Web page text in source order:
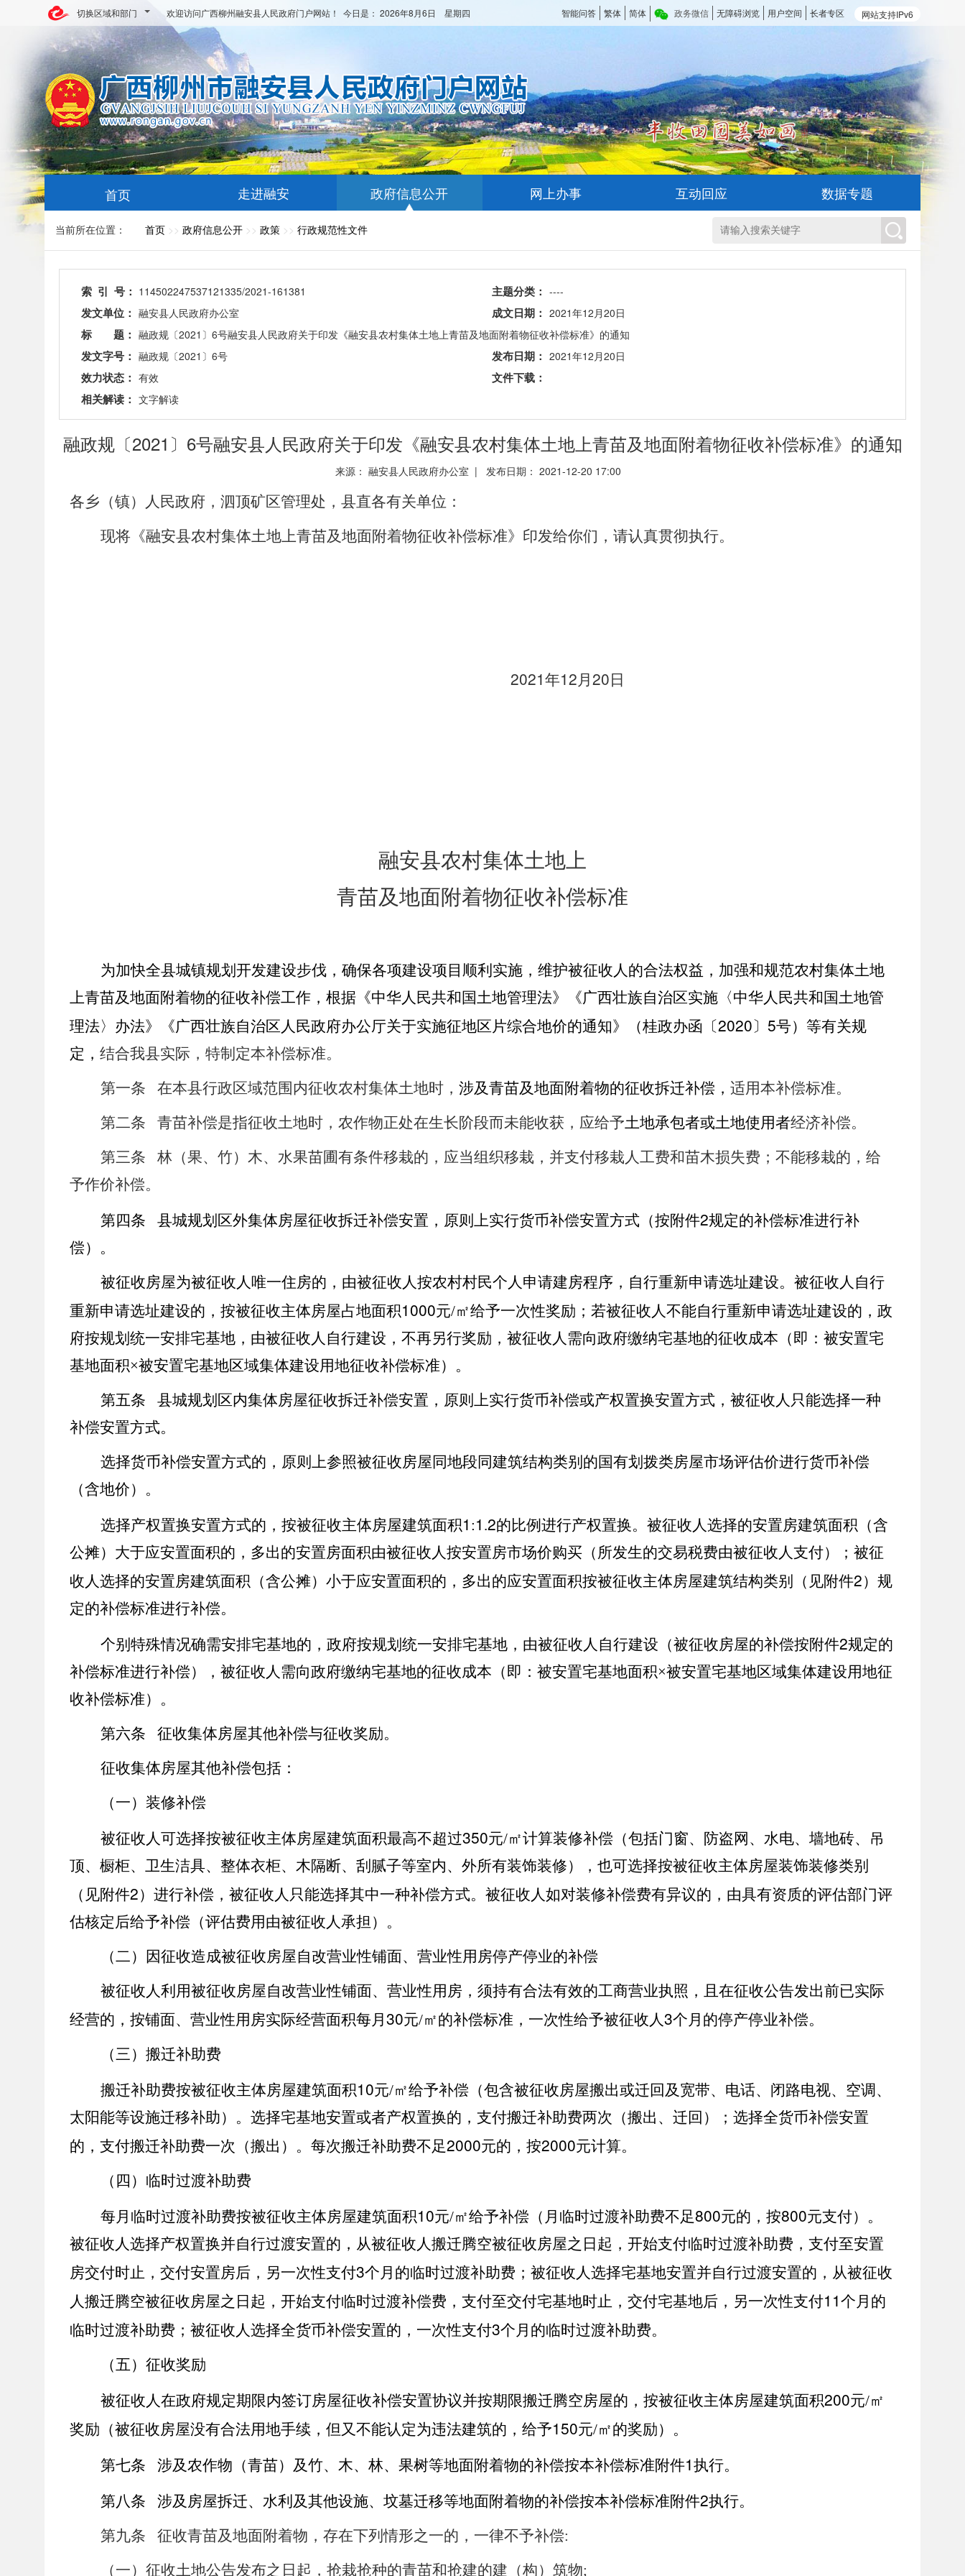
切换区域和部门 网站支持IPv6
智能问答 繁体 简体 政务微信 无障碍浏览 用户空间 长者专区
欢迎访问广西柳州融安县人民政府门户网站！ 今日是： 2026年8月6日 星期四
首页 走进融安 政府信息公开 网上办事 互动回应 数据专题
当前所在位置： 首页 >> 政府信息公开 >> 政策 >> 行政规范性文件
索 引 号： 114502247537121335/2021-161381 主题分类： ----
发文单位： 融安县人民政府办公室 成文日期： 2021年12月20日
标 题： 融政规〔2021〕6号融安县人民政府关于印发《融安县农村集体土地上青苗及地面附着物征收补偿标准》的通知
发文字号： 融政规〔2021〕6号 发布日期： 2021年12月20日
效力状态： 有效
文件下载：
相关解读： 文字解读
融政规〔2021〕6号融安县人民政府关于印发《融安县农村集体土地上青苗及地面附着物征收补偿标准》的通知
来源： 融安县人民政府办公室 | 发布日期： 2021-12-20 17:00
各乡（镇）人民政府，泗顶矿区管理处，县直各有关单位：
现将《融安县农村集体土地上青苗及地面附着物征收补偿标准》印发给你们，请认真贯彻执行。
2021年12月 20 日
融安县农村集体土地上
青苗及地面附着物征收补偿标准
为加快全县城镇规划开发建设步伐，确保各项建设项目顺利实施，维护被征收人的合法权益，加强和规范农村集体土地
上青苗及地面附着物的征收补偿工作，根据《中华人民共和国土地管理法》《广西壮族自治区实施〈中华人民共和国土地管
理法〉办法》《广西壮族自治区人民政府办公厅关于实施征地区片综合地价的通知》（桂政办函〔2020〕 5号）等有关规
定， 结合我县实际，特制定本补偿标准。
第一条 在本县行政区域范围内征收农村集体土地时， 涉及青苗及地面附着物的征收拆迁补偿， 适用本补偿标准。
第二条 青苗补偿是指征收土地时，农作物正处在生长阶段而未能收获，应给予土地承包者或土地使用者经济补偿。
第三条
林（果、竹）木、水果苗圃有条件移栽的，应当组织移栽，并支付移栽人工费和苗木损失费；不能移栽的，给
予作价补偿。
第四条 县城规划区外集体房屋征收拆迁补偿安置，原则上实行货币补偿安置方式（按附件2规定的补偿标准进行补
偿）。
被征收房屋为被征收人唯一住房的，由被征收人按农村村民个人申请建房程序，自行重新申请选址建设。被征收人自行
重新申请选址建设的，按被征收主体房屋占地面积1000元/㎡给予一次性奖励；若被征收人不能自行重新申请选址建设的，政
府按规划统一安排宅基地，由被征收人自行建设，不再另行奖励，被征收人需向政府缴纳宅基地的征收成本（即：被安置宅
基地面积×被安置宅基地区域集体建设用地征收补偿标准）。
第五条 县城规划区内集体房屋征收拆迁补偿安置，原则上实行货币补偿或产权置换安置方式，被征收人只能选择一种
补偿安置方式。
选择货币补偿安置方式的，原则上参照被征收房屋同地段同建筑结构类别的国有划拨类房屋市场评估价进行货币补偿
（含地价）。
选择产权置换安置方式的，按被征收主体房屋建筑面积1 :1 .2的比例进行产权置换。被征收人选择的安置房建筑面积（含
公摊）大于应安置面积的，多出的安置房面积由被征收人按安置房市场价购买（所发生的交易税费由被征收人支付）；被征
收人选择的安置房建筑面积（含公摊）小于应安置面积的，多出的应安置面积按被征收主体房屋建筑结构类别（见附件2）规
定的补偿标准进行补偿。
个别特殊情况确需安排宅基地的，政府按规划统一安排宅基地，由被征收人自行建设（被征收房屋的补偿按附件2规定的
补偿标准进行补偿），被征收人需向政府缴纳宅基地的征收成本（即：被安置宅基地面积×被安置宅基地区域集体建设用地征
收补偿标准）。
第六条 征收集体房屋其他补偿与征收奖励。
征收集体房屋其他补偿包括：
（一）装修补偿
被征收人可选择按被征收主体房屋建筑面积最高不超过350元/㎡计算装修补偿（包括门窗、 防盗网、 水电、 墙地砖、吊
顶、橱柜、 卫生洁具、整体衣柜、木隔断、 刮腻子等室内、外所有装饰装修），也可选择按被征收主体房屋装饰装修类别
（见附件2）进行补偿，被征收人只能选择其中一种补偿方式。被征收人如对装修补偿费有异议的，由具有资质的评估部门评
估核定后给予补偿（评估费用由被征收人承担）。
（二）因征收造成被征收房屋自改营业性铺面、营业性用房停产停业的补偿
被征收人利用被征收房屋自改营业性铺面、营业性用房，须持有合法有效的工商营业执照，且在征收公告发出前已实际
经营的，按铺面、营业性用房实际经营面积每月 30元/㎡的补偿标准，一次性给予被征收人3个月的停产停业补偿。
（三）搬迁补助费
搬迁补助费按被征收主体房屋建筑面积10元/㎡给予补偿（包含被征收房屋搬出或迁回及宽带、电话、闭路电视、空调、
太阳能等设施迁移补助）。选择宅基地安置或者产权置换的，支付搬迁补助费两次（搬出、迁回）；选择全货币补偿安置
的，支付搬迁补助费一次（搬出）。每次搬迁补助费不足2000元的，按2000元计算。
（四）临时过渡补助费
每月临时过渡补助费按被征收主体房屋建筑面积10元/㎡给予补偿（月临时过渡补助费不足800元的，按800元支付）。
被征收人选择产权置换并自行过渡安置的，从被征收人搬迁腾空被征收房屋之日起，开始支付临时过渡补助费，支付至安置
房交付时止，交付安置房后，另一次性支付3个月的临时过渡补助费；被征收人选择宅基地安置并自行过渡安置的，从被征收
人搬迁腾空被征收房屋之日起，开始支付临时过渡补偿费，支付至交付宅基地时止，交付宅基地后，另一次性支付11个月的
临时过渡补助费；被征收人选择全货币补偿安置的，一次性支付3个月的临时过渡补助费。
（五）征收奖励
被征收人在政府规定期限内签订房屋征收补偿安置协议并按期限搬迁腾空房屋的，按被征收主体房屋建筑面积200元/㎡
奖励（被征收房屋没有合法用地手续，但又不能认定为违法建筑的，给予150元/㎡的奖励）。
第七条 涉及农作物（青苗）及竹、木、林、果树等地面附着物的补偿按本补偿标准附件1执行。
第八条 涉及房屋拆迁、水利及其他设施、坟墓迁移等地面附着物的补偿按本补偿标准附件2执行。
第九条
征收青苗及地面附着物，存在下列情形之一的，一律不予补偿:
（一）征收土地公告发布之日起，抢栽抢种的青苗和抢建的建（构）筑物;